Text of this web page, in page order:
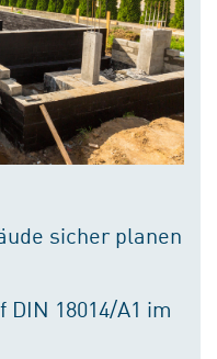
sicher planen
18014/A1 im